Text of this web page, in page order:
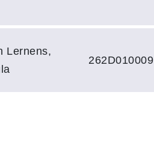
Lernens,
262D010009